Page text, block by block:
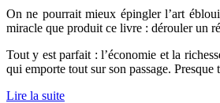
On ne pourrait mieux épingler l’art
miracle que produit ce livre : dérouler un
Tout y est parfait : l’économie et la
qui emporte tout sur son passage.
Lire la suite